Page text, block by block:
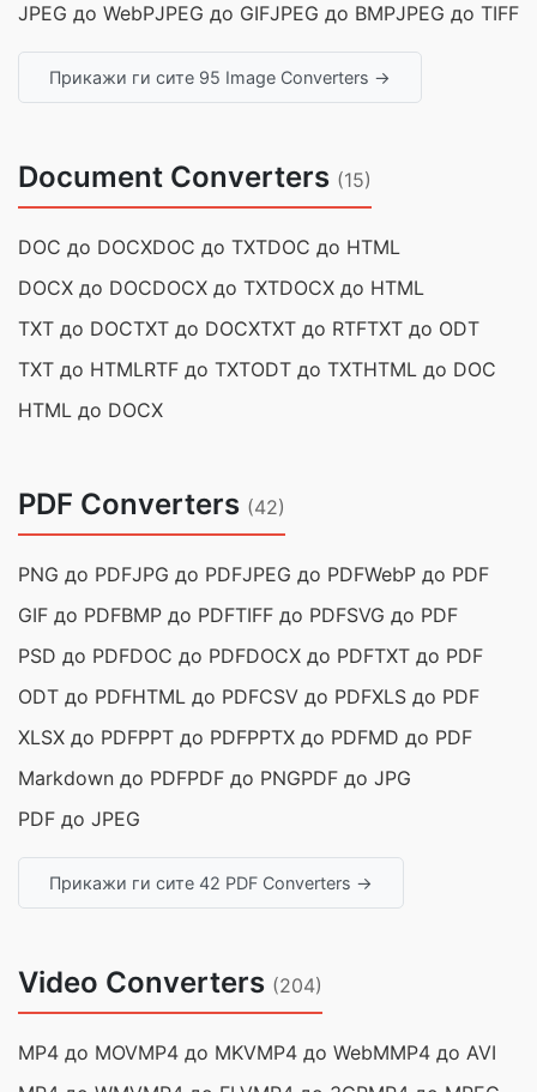
JPEG до WebPJPEG до GIFJPEG до BMPJPEG до TIFF
Прикажи ги сите 95 Image Converters →
Document Converters (15)
DOC до DOCXDOC до TXTDOC до HTML
DOCX до DOCDOCX до TXTDOCX до HTML
TXT до DOCTXT до DOCXTXT до RTFTXT до ODT
TXT до HTMLRTF до TXTODT до TXTHTML до DOC
HTML до DOCX
PDF Converters (42)
PNG до PDFJPG до PDFJPEG до PDFWebP до PDF
GIF до PDFBMP до PDFTIFF до PDFSVG до PDF
PSD до PDFDOC до PDFDOCX до PDFTXT до PDF
ODT до PDFHTML до PDFCSV до PDFXLS до PDF
XLSX до PDFPPT до PDFPPTX до PDFMD до PDF
Markdown до PDFPDF до PNGPDF до JPG
PDF до JPEG
Прикажи ги сите 42 PDF Converters →
Video Converters (204)
MP4 до MOVMP4 до MKVMP4 до WebMMP4 до AVI